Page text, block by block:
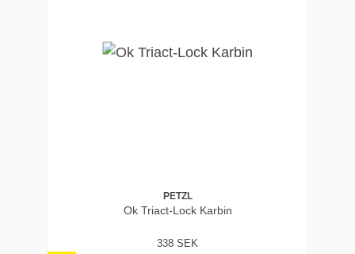
PETZL
Ok Triact-Lock Karbin
338 SEK